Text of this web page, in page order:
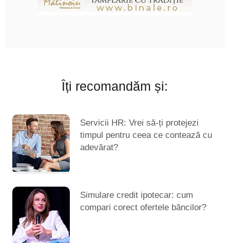
Îți recomandăm și:
Servicii HR: Vrei să-ți protejezi
timpul pentru ceea ce contează cu
adevărat?
Simulare credit ipotecar: cum
compari corect ofertele băncilor?